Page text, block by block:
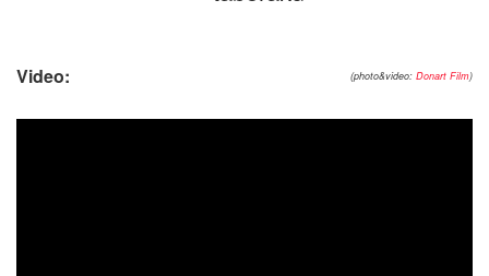
(photo&video: Donart Film)
Video: